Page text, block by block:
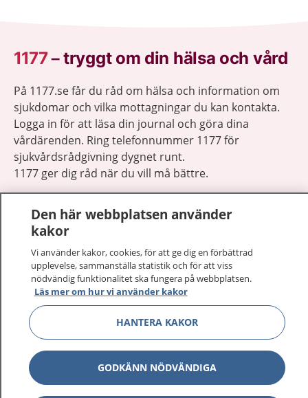
1177–tryggt om din hälsa och vård
På 1177.se får du råd om hälsa och information om
sjukdomar och vilka mottagningar du kan kontakta.
Logga in för att läsa din journal och göra dina
vårdärenden. Ring telefonnummer 1177 för
sjukvårdsrådgivning dygnet runt.
1177 ger dig råd när du vill må bättre.
1177 på flera språk
Om 1177
Kontakt Visa
Behandling av personuppgifter
Den här webbplatsen använder
kakor
Vi använder kakor, cookies, för att ge dig en förbättrad
upplevelse, sammanställa statistik och för att viss
nödvändig funktionalitet ska fungera på webbplatsen.
Läs mer om hur vi använder kakor
HANTERA KAKOR
GODKÄNN NÖDVÄNDIGA